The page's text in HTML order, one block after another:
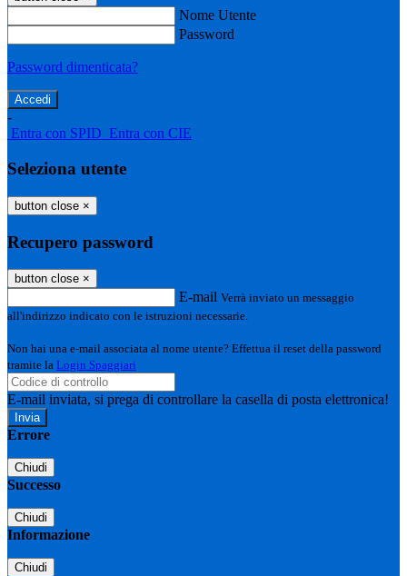
Nome Utente
Password
Password dimenticata?
-
Entra con SPID Entra con CIE
Seleziona utente
button close ×
Recupero password
button close ×
E-mail Verrà inviato un messaggio
all'indirizzo indicato con le istruzioni necessarie.
Non hai una e-mail associata al nome utente? Effettua il reset della password
tramite la Login Spaggiari
E-mail inviata, si prega di controllare la casella di posta elettronica!
Errore
Chiudi
Successo
Chiudi
Informazione
Chiudi